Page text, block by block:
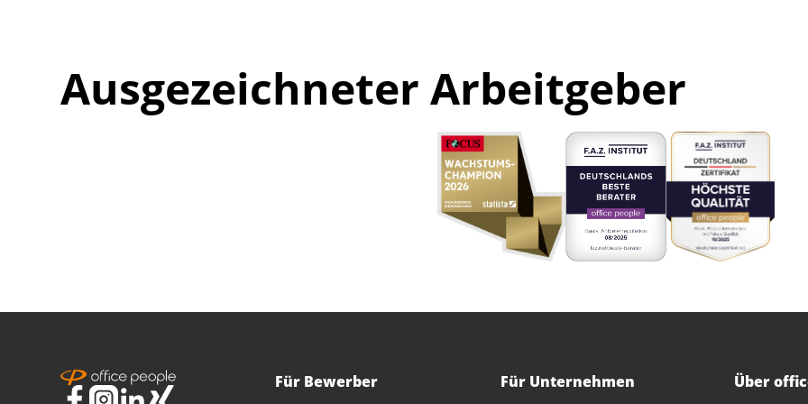
Ausgezeichneter Arbeitgeber
Für Bewerber Für Unternehmen Über